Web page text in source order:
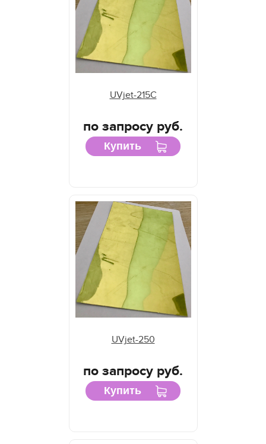
UVjet-215C
по запросу руб.
Купить
UVjet-250
по запросу руб.
Купить